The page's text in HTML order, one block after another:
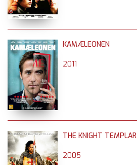
KAMÆLEONEN
2011
THE KNIGHT TEMPLAR
2005